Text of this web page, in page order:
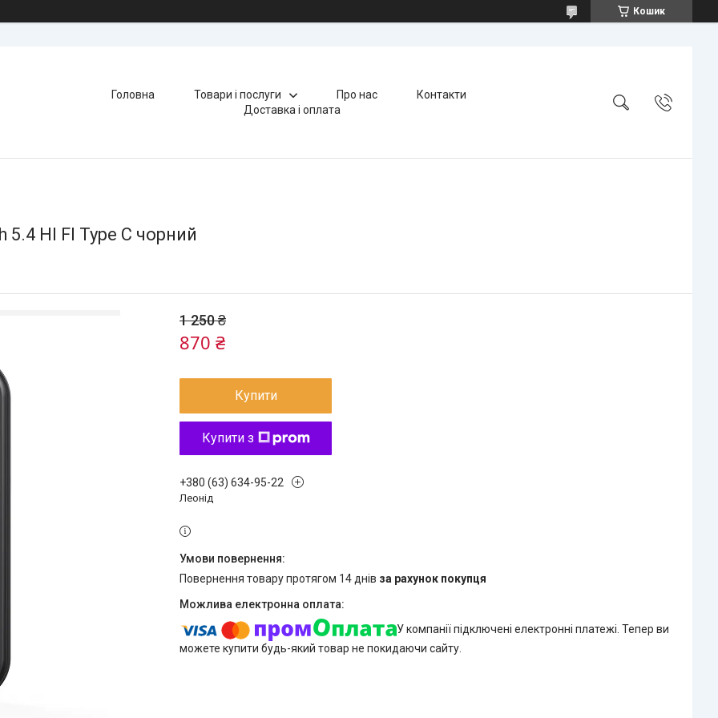
Кошик
Головна Товари і послуги Про нас
Контакти
Доставка і оплата
HI FI Type C чорний
1 250 ₴
870 ₴
Купити
Купити з
+380 (63) 634-95-22
Леонід
повернення товару протягом 14 днів за рахунок покупця
У компанії підключені електронні платежі. Тепер ви
можете купити будь-який товар не покидаючи сайту.